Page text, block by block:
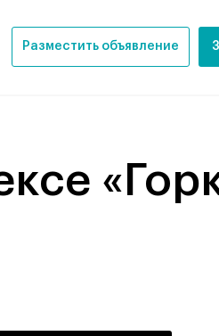
Разместить объявление